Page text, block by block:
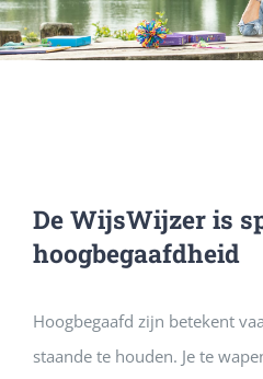
De WijsWijzer is
hoogbegaafdheid
Hoogbegaafd zijn betekent
staande te houden. Je te